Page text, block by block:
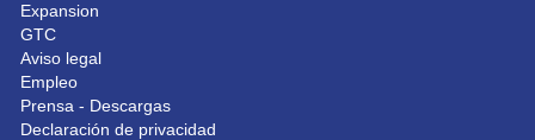
Expansion
GTC
Aviso legal
Empleo
Prensa - Descargas
Declaración de privacidad